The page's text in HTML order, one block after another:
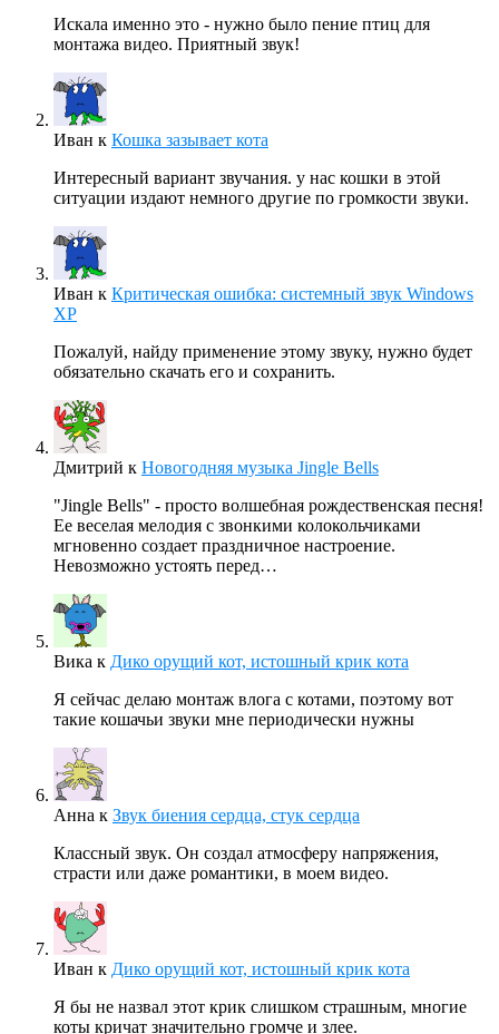
Искала именно это - нужно было пение птиц для
монтажа видео. Приятный звук!
Иван к Кошка зазывает кота
Интересный вариант звучания. у нас кошки в этой
ситуации издают немного другие по громкости звуки.
Иван к Критическая ошибка: системный звук Windows
XP
Пожалуй, найду применение этому звуку, нужно будет
обязательно скачать его и сохранить.
Дмитрий к Новогодняя музыка Jingle Bells
"Jingle Bells" - просто волшебная рождественская песня!
Ее веселая мелодия с звонкими колокольчиками
мгновенно создает праздничное настроение.
Невозможно устоять перед…
Вика к Дико орущий кот, истошный крик кота
Я сейчас делаю монтаж влога с котами, поэтому вот
такие кошачьи звуки мне периодически нужны
Анна к Звук биения сердца, стук сердца
Классный звук. Он создал атмосферу напряжения,
страсти или даже романтики, в моем видео.
Иван к Дико орущий кот, истошный крик кота
Я бы не назвал этот крик слишком страшным, многие
коты кричат значительно громче и злее.